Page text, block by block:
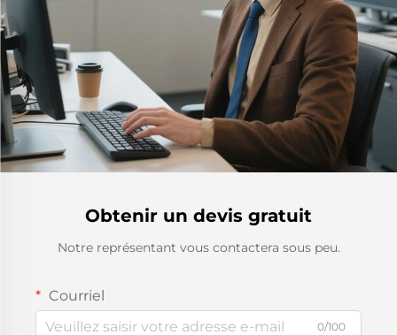
Obtenir un devis gratuit
Notre représentant vous contactera sous peu.
Courriel
0/100